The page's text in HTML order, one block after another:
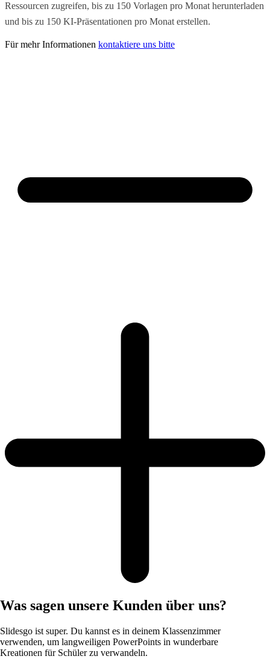
Ressourcen zugreifen, bis zu 150 Vorlagen pro Monat herunterladen
und bis zu 150 KI-Präsentationen pro Monat erstellen.
Für mehr Informationen kontaktiere uns bitte
Was sagen unsere Kunden über uns?
Slidesgo ist super. Du kannst es in deinem Klassenzimmer
verwenden, um langweiligen PowerPoints in wunderbare
Kreationen für Schüler zu verwandeln.